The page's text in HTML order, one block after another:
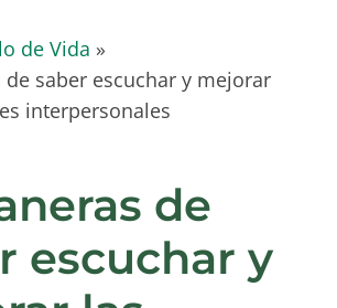
de Vida
de saber escuchar y mejorar
interpersonales
de
escuchar y